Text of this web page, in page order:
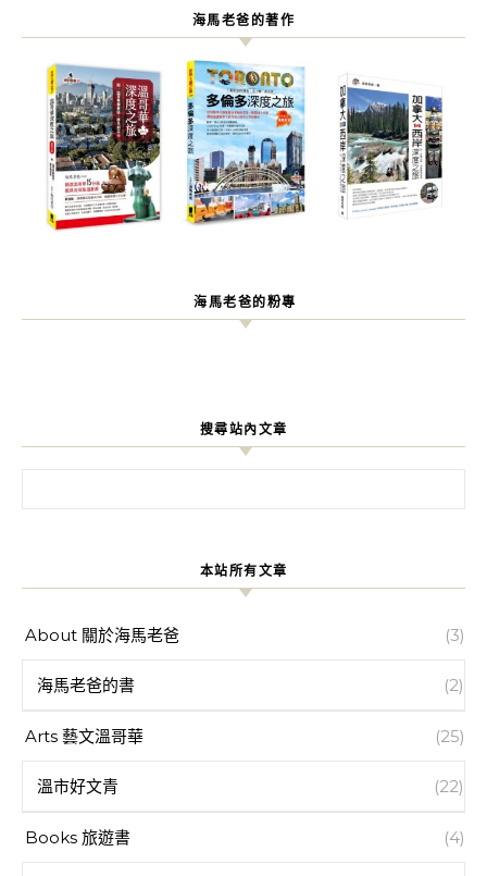
海馬老爸的著作
海馬老爸的粉專
搜尋站內文章
本站所有文章
About 關於海馬老爸 (3)
海馬老爸的書 (2)
Arts 藝文溫哥華 (25)
溫市好文青 (22)
Books 旅遊書 (4)